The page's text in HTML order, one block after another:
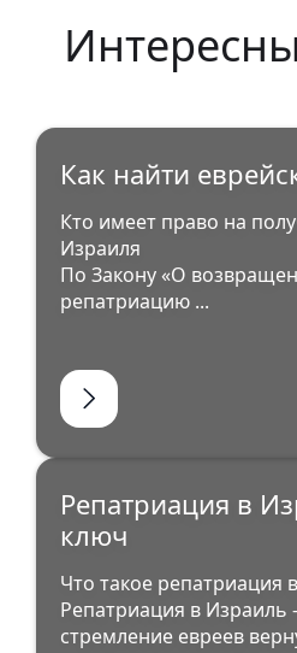
Как найти
Кто имеет право на
Израиля
По Закону «О
репатриацию ...
Репатриация в
ключ
Что такое репатриация
Репатриация в Израиль
стремление евреев